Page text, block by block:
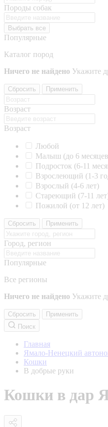
Породы собак
Выбрать все
Популярные
Каталог пород
Ничего не найдено Укажите
Сбросить Применить
Возраст
Возраст
Любой
Малыш (до 6
Подросток (6-11
Взрослеющий (1-3
Взрослый (4-6 лет)
Стареющий (7-11
Пожилой (от 12 лет)
Сбросить Применить
Город, регион
Популярные
Все регионы
Ничего не найдено Укажите
Сбросить
Применить
Поиск
Главная
Ямало-Ненецкий
Кошки
В добрые руки
Кошки в дар